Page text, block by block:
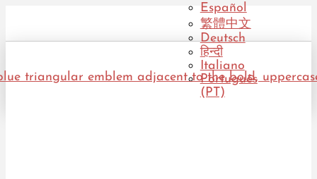
Español
繁體中文
Deutsch
हिन्दी
Italiano
Português
(PT)